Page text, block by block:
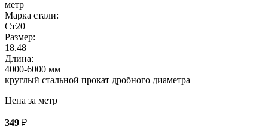
Марка стали:
Ст20
Размер:
18.48
Длина:
4000-6000 мм
круглый стальной прокат дробного диаметра
Цена за метр
349 ₽